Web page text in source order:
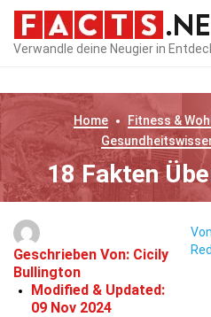
Verwandle deine Neugier in
Home Fitness &
18 Fakten
Geschrieben Von: Cicily
Bullington
Modified & Updated:
09 Nov 2024